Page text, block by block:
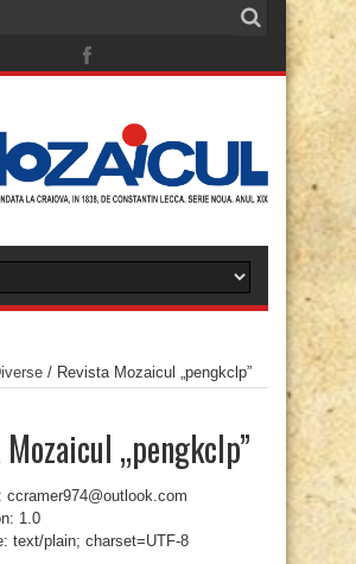
/ Revista Mozaicul „pengkclp”
„pengkclp”
ccramer974@outlook.com
1.0
text/plain; charset=UTF-8